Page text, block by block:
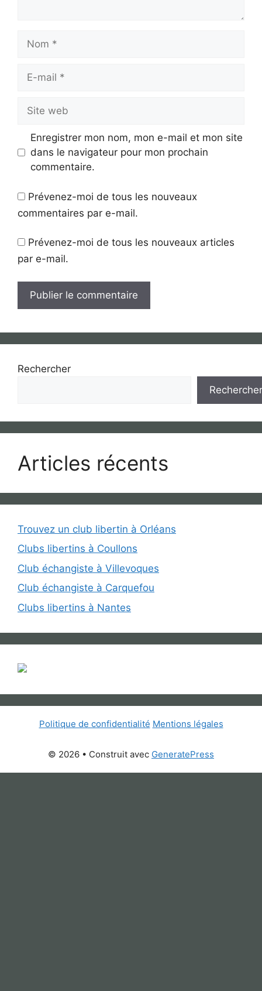
Nom
Site
web
Enregistrer mon nom, mon e-mail et mon site
dans le navigateur pour mon prochain
commentaire.
Prévenez-moi de tous les nouveaux
commentaires par e-mail.
Prévenez-moi de tous les nouveaux articles
par e-mail.
Rechercher
Rechercher
Articles récents
Trouvez un club libertin à Orléans
Clubs libertins à Coullons
Club échangiste à Villevoques
Club échangiste à Carquefou
Clubs libertins à Nantes
Politique de confidentialité Mentions légales
© 2026 • Construit avec GeneratePress